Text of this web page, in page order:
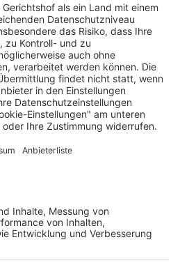
Freiburg Live
Dienstag
28.05.2024
Der Wochenbericht
wurde zum 31. Juli 2026
eingestellt.